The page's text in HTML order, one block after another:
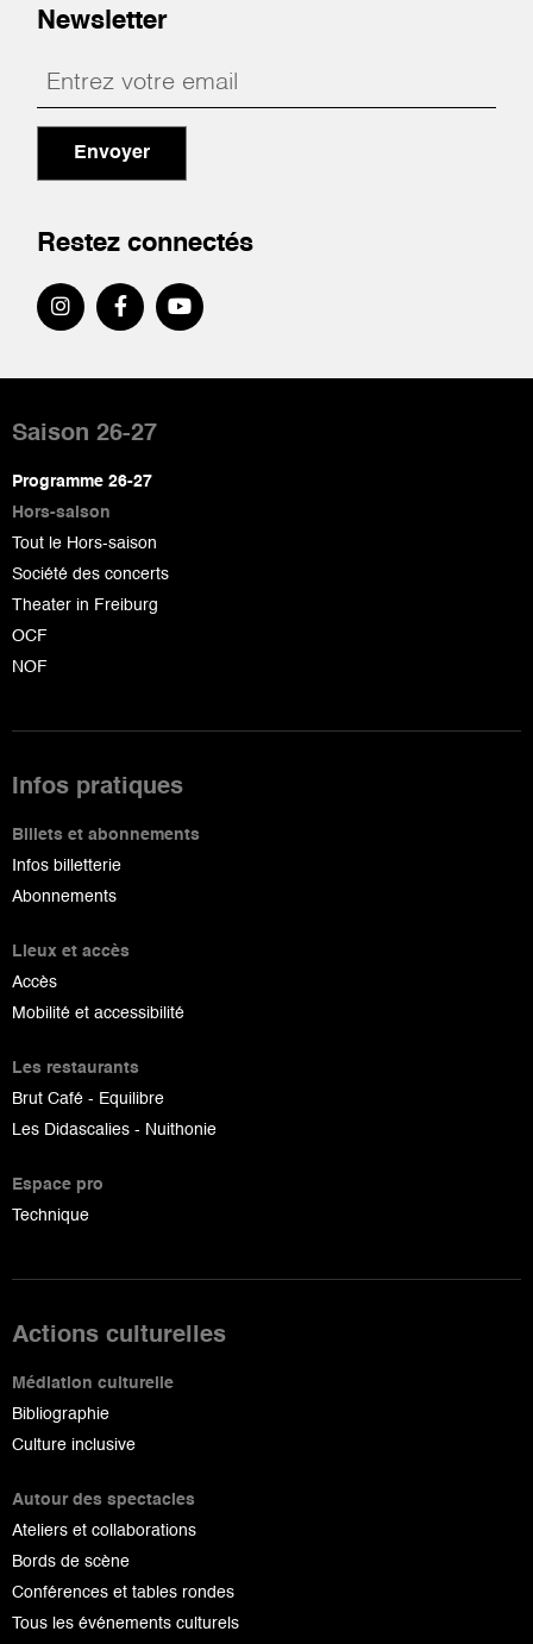
Newsletter
Envoyer
Restez connectés
de
page
Saison 26-27
Programme 26-27
Hors-saison
Tout le Hors-saison
Société des concerts
Theater in Freiburg
OCF
NOF
Infos pratiques
Billets et abonnements
Infos billetterie
Abonnements
Lieux et accès
Accès
Mobilité et accessibilité
Les restaurants
Brut Café - Equilibre
Les Didascalies - Nuithonie
Espace pro
Technique
Actions culturelles
Médiation culturelle
Bibliographie
Culture inclusive
Autour des spectacles
Ateliers et collaborations
Bords de scène
Conférences et tables rondes
Tous les événements culturels